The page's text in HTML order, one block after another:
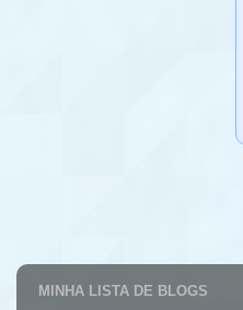
MINHA LISTA DE BLOGS